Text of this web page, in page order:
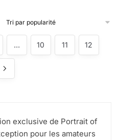
… 10 11 12
exclusive de Portrait of
pour les amateurs